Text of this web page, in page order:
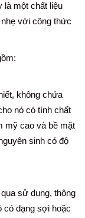
là một chất liệu
với công thức
không chứa
nó có tính chất
mỹ cao và bề mặt
sinh có độ
sử dụng, thông
có dạng sợi hoặc